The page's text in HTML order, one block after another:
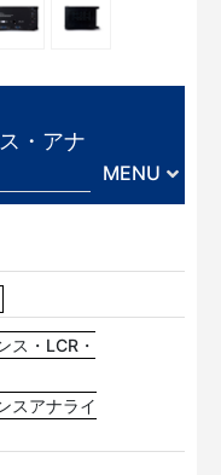
・アナ
MENU
ス・LCR・
スアナライ